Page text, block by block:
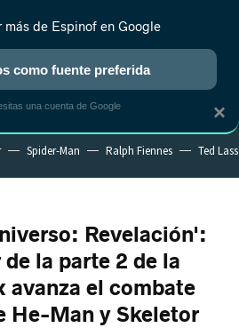
REALITY ANIME RANKINGS CINE
Spider-Man Ralph Fiennes Ted
Revelación':
la parte 2 de la
avanza el combate
He-Man y Skeletor
×
más de Espinof en Google
como fuente preferida
una cuenta de Google